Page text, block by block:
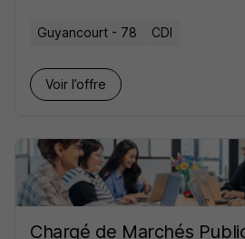
Guyancourt - 78 CDI
Voir l’offre
Chargé de Marchés